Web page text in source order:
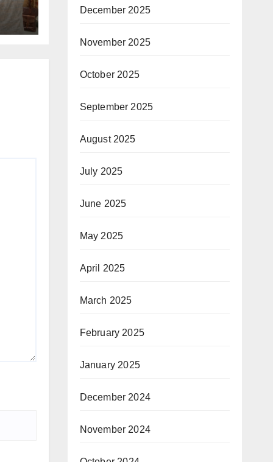
December 2025
November 2025
October 2025
September 2025
August 2025
July 2025
June 2025
May 2025
April 2025
March 2025
February 2025
January 2025
December 2024
November 2024